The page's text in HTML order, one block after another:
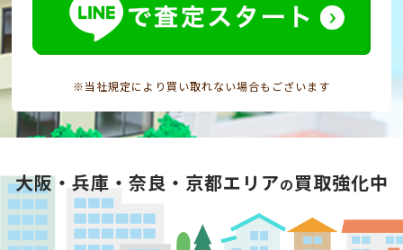
※当社規定により買い取れない場合もございます
大阪・兵庫・奈良・京都エリアの買取強化中